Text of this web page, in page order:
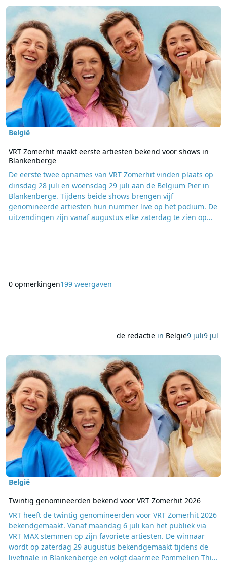
Lees meer over VRT Zomerhit maakt eerste artiesten bekend voor
België
VRT Zomerhit maakt eerste artiesten bekend voor shows in
Blankenberge
De eerste twee opnames van VRT Zomerhit vinden plaats op
dinsdag 28 juli en woensdag 29 juli aan de Belgium Pier in
Blankenberge. Tijdens beide shows brengen vijf
genomineerde artiesten hun nummer live op het podium. De
uitzendingen zijn vanaf augustus elke zaterdag te zien op
0 opmerkingen199 weergaven
de redactie in België9 juli9 jul
Lees meer over Twintig genomineerden bekend voor VRT
België
Twintig genomineerden bekend voor VRT Zomerhit 2026
VRT heeft de twintig genomineerden voor VRT Zomerhit 2026
bekendgemaakt. Vanaf maandag 6 juli kan het publiek via
VRT MAX stemmen op zijn favoriete artiesten. De winnaar
wordt op zaterdag 29 augustus bekendgemaakt tijdens de
livefinale in Blankenberge en volgt daarmee Pommelien Thijs